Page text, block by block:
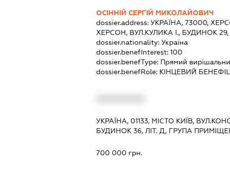
ОСІННІЙ СЕРГІЙ МИКОЛАЙОВИЧ
dossier.address: УКРАЇНА, 73000,
ХЕРСОН, ВУЛ.КУЛИКА І., БУДИНОК
dossier.nationality: Україна
dossier.benefInterest: 100
dossier.benefType: Прямий
dossier.benefRole: КІНЦЕВИЙ
УКРАЇНА, 01133, МІСТО КИЇВ,
БУДИНОК 36, ЛІТ. Д, ГРУПА
700 000 грн.